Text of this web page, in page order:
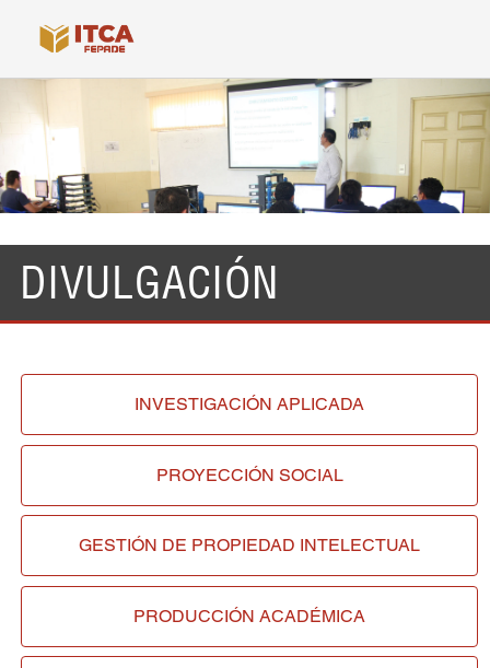
DIVULGACIÓN
INVESTIGACIÓNAPLICADA
PROYECCIÓN SOCIAL
GESTIÓN DE PROPIEDAD INTELECTUAL
PRODUCCIÓN ACADÉMICA